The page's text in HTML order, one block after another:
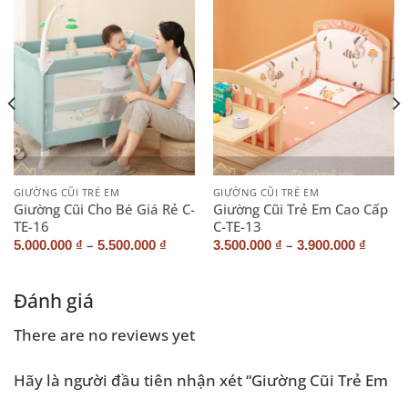
GIƯỜNG CŨI TRẺ EM
Giường Cũi Cho Bé Giá Rẻ C-
TE-16
5.000.000 ₫ – 5.500.000 ₫
GIƯỜNG CŨI TRẺ EM
Giường Cũi Trẻ Em Cao Cấp
C-TE-13
3.500.000 ₫ – 3.900.000 ₫
Đánh giá
There are no reviews yet
Hãy là người đầu tiên nhận xét “Giường Cũi Trẻ Em